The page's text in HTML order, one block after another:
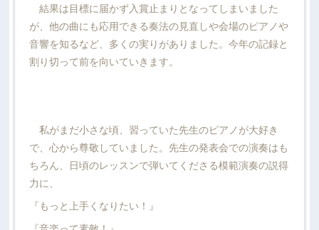
結果は目標に届かず入賞止まりとなってしまいました
が、他の曲にも応用できる奏法の見直しや会場のピアノや
音響を知るなど、多くの実りがありました。今年の記録と
割り切って前を向いていきます。
私がまだ小さな頃、習っていた先生のピアノが大好き
で、心から尊敬していました。先生の発表会での演奏はも
ちろん、日頃のレッスンで弾いてくださる模範演奏の説得
力に、
『もっと上手くなりたい！』